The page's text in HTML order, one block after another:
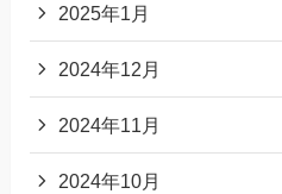
2025年1月
2024年12月
2024年11月
2024年10月